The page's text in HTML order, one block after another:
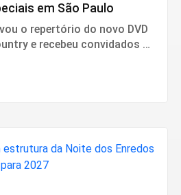
em São Paulo
o repertório do novo DVD
e recebeu convidados de
e a dupla Danilo e Davi.